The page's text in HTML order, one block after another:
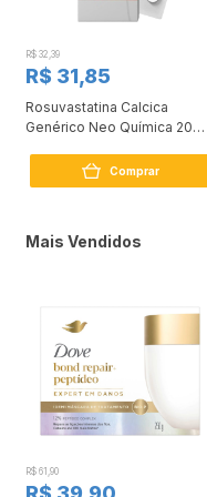
R$ 32,39
R$ 31,85
Rosuvastatina Calcica
Genérico Neo Química 20mg
Comprar
Mais Vendidos
R$ 61,90